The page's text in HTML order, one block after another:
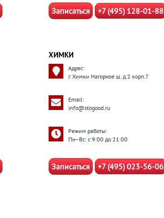
Записаться +7 (495) 128-01-88
ХИМКИ
Адрес:
г. Химки Нагорное ш. д.2 корп.7
Email:
info@stogood.ru
Режим работы:
Пн–Вс: с 9:00 до 21:00
Записаться +7 (495) 023-56-06